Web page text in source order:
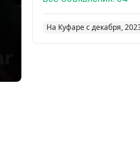
На Куфаре с декабря,